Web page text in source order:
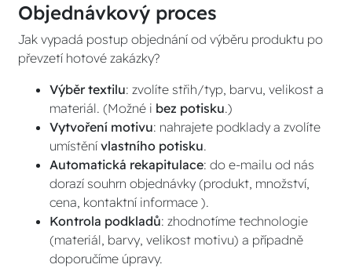
Objednávkový proces
Jak vypadá postup objednání od výběru produktu po
převzetí hotové zakázky?
Výběr textilu: zvolíte střih/typ, barvu, velikost a
materiál. (Možné i bez potisku.)
Vytvoření motivu: nahrajete podklady a zvolíte
umístění vlastního potisku.
Automatická rekapitulace: do e-mailu od nás
dorazí souhrn objednávky (produkt, množství,
cena, kontaktní informace ).
Kontrola podkladů: zhodnotíme technologie
(materiál, barvy, velikost motivu) a případně
doporučíme úpravy.